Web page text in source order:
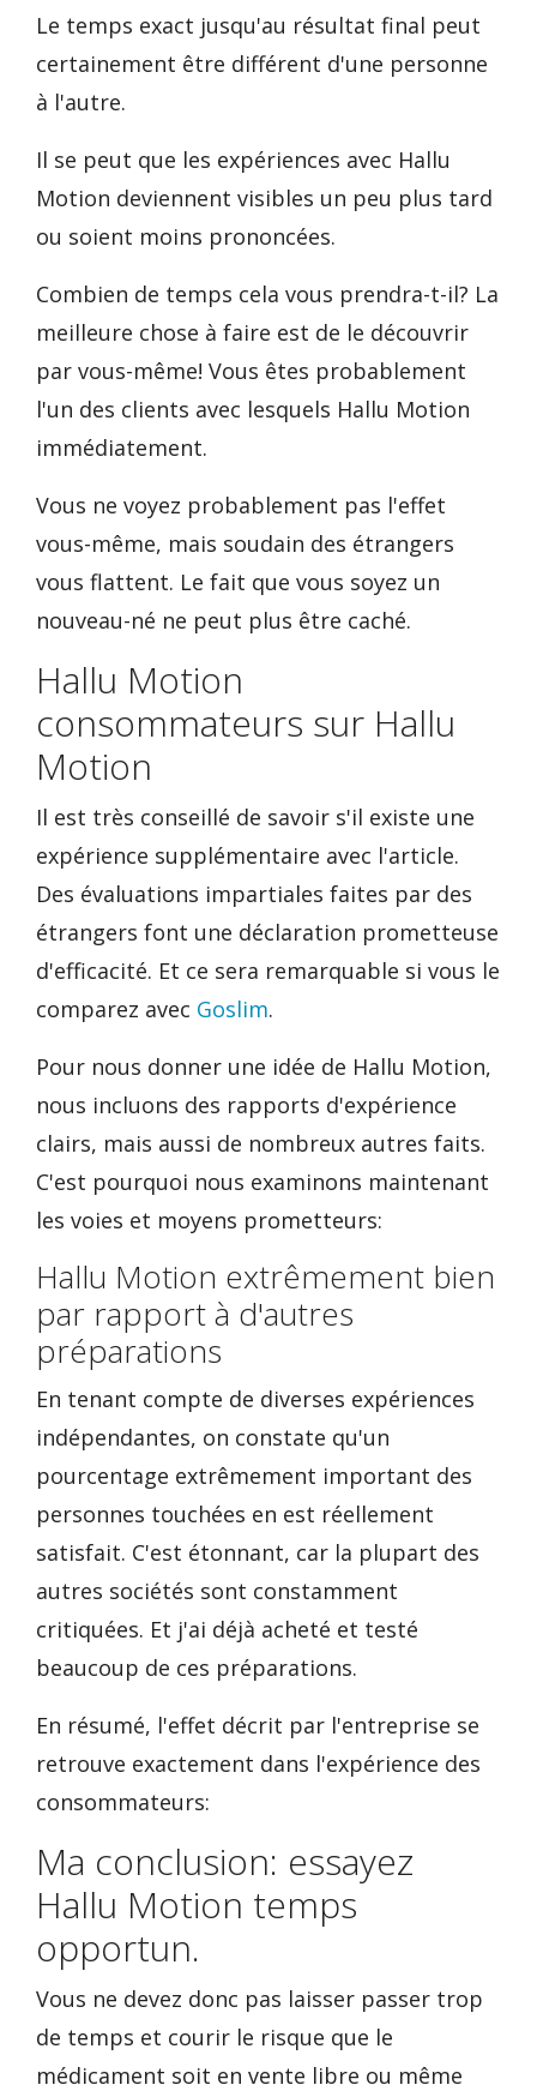
Le temps exact jusqu'au résultat final peut
certainement être différent d'une personne
à l'autre.
Il se peut que les expériences avec Hallu
Motion deviennent visibles un peu plus tard
ou soient moins prononcées.
Combien de temps cela vous prendra-t-il? La
meilleure chose à faire est de le découvrir
par vous-même! Vous êtes probablement
l'un des clients avec lesquels Hallu Motion
immédiatement.
Vous ne voyez probablement pas l'effet
vous-même, mais soudain des étrangers
vous flattent. Le fait que vous soyez un
nouveau-né ne peut plus être caché.
Hallu Motion
consommateurs sur Hallu
Motion
Il est très conseillé de savoir s'il existe une
expérience supplémentaire avec l'article.
Des évaluations impartiales faites par des
étrangers font une déclaration prometteuse
d'efficacité. Et ce sera remarquable si vous le
comparez avec Goslim.
Pour nous donner une idée de Hallu Motion,
nous incluons des rapports d'expérience
clairs, mais aussi de nombreux autres faits.
C'est pourquoi nous examinons maintenant
les voies et moyens prometteurs:
Hallu Motion extrêmement bien
par rapport à d'autres
préparations
En tenant compte de diverses expériences
indépendantes, on constate qu'un
pourcentage extrêmement important des
personnes touchées en est réellement
satisfait. C'est étonnant, car la plupart des
autres sociétés sont constamment
critiquées. Et j'ai déjà acheté et testé
beaucoup de ces préparations.
En résumé, l'effet décrit par l'entreprise se
retrouve exactement dans l'expérience des
consommateurs:
Ma conclusion: essayez
Hallu Motion temps
opportun.
Vous ne devez donc pas laisser passer trop
de temps et courir le risque que le
médicament soit en vente libre ou même